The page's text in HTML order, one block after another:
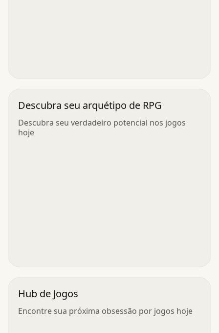
Descubra seu arquétipo de RPG
Descubra seu verdadeiro potencial nos jogos
hoje
Hub de Jogos
Encontre sua próxima obsessão por jogos hoje